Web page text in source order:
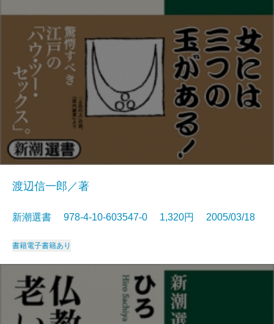
渡辺信一郎／著
新潮選書 978-4-10-603547-0 1,320円 2005/03/18
書籍電子書籍あり